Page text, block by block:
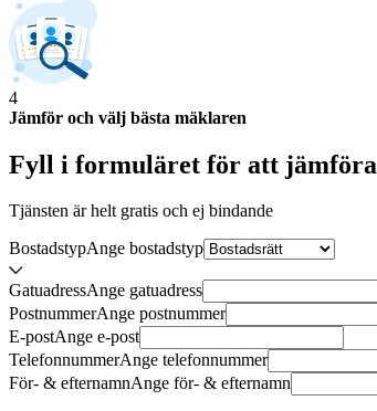
4
Jämför och välj bästa mäklaren
Fyll i formuläret för att jämföra
Tjänsten är helt gratis och ej bindande
BostadstypAnge bostadstyp
GatuadressAnge gatuadress
PostnummerAnge postnummer
E-postAnge e-post
TelefonnummerAnge telefonnummer
För- & efternamnAnge för- & efternamn